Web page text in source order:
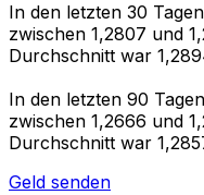
In den letzten 30
zwischen 1,2807 und
Durchschnitt war
In den letzten 90
zwischen 1,2666 und
Durchschnitt war
Geld senden